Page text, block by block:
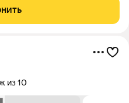
вокруг территории
из 10